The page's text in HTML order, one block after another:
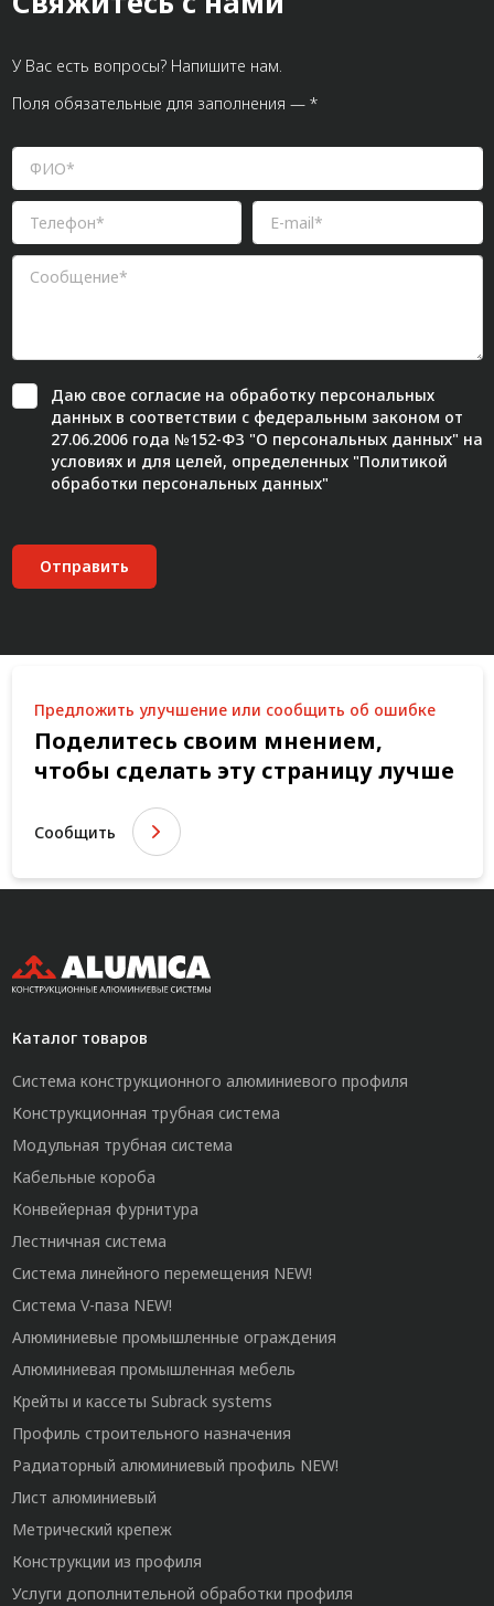
У Вас есть вопросы? Напишите нам.
Поля обязательные для заполнения — *
Даю свое согласиена обработку персональных
данных в соответствии с федеральным законом от
27.06.2006 года №152-ФЗ "О персональных данных" на
условиях и для целей, определенных "Политикой
обработки персональных данных"
Отправить
Предложить улучшение или сообщить об ошибке
Поделитесь своим мнением,
чтобы сделать эту страницу лучше
Сообщить
Каталог товаров
Система конструкционного алюминиевого профиля
Конструкционная трубная система
Модульная трубная система
Кабельные короба
Конвейерная фурнитура
Лестничная система
Система линейного перемещения NEW!
Система V-паза NEW!
Алюминиевые промышленные ограждения
Алюминиевая промышленная мебель
Крейты и кассеты Subrack systems
Профиль строительного назначения
Радиаторный алюминиевый профиль NEW!
Лист алюминиевый
Метрический крепеж
Конструкции из профиля
Услуги дополнительной обработки профиля